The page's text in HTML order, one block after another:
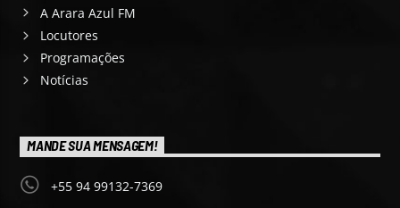
A Arara Azul FM
Locutores
Programações
Notícias
MANDE SUA MENSAGEM!
+55 94 99132-7369